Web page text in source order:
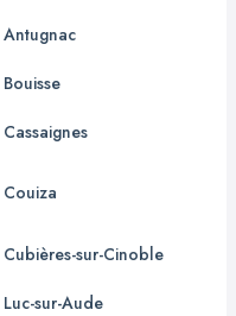
Antugnac
Bouisse
Cassaignes
Couiza
Cubières-sur-Cinoble
Luc-sur-Aude